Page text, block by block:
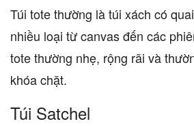
Túi tote thường là túi xách có
nhiều loại từ canvas đến các
tote thường nhẹ, rộng rãi và
khóa chặt.
Túi Satchel